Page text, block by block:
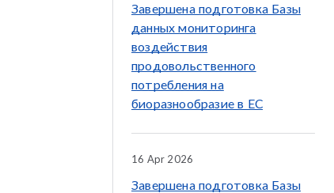
Завершена подготовка Базы
данных мониторинга
воздействия
продовольственного
потребления на
биоразнообразие в ЕС
16 Apr 2026
Завершена подготовка Базы